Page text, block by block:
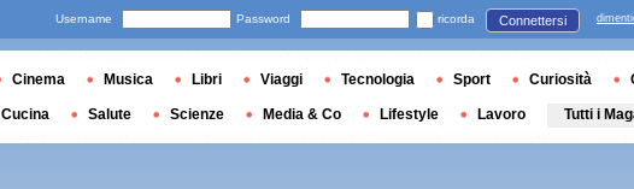
Username Password ricorda Connettersi
Cinema Musica Libri Viaggi Tecnologia Sport Curiosità
Cucina Salute Scienze Media & Co Lifestyle Lavoro Tutti i